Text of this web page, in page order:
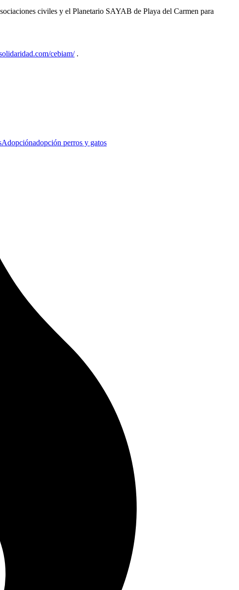
civiles y el Planetario SAYAB de Playa del Carmen para
cebiam/.
Adopciónadopción perros y gatos